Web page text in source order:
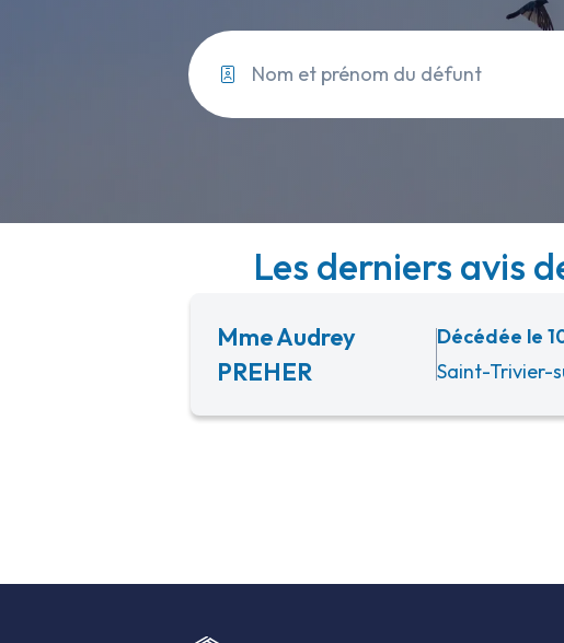
Les derniers avis
Mme Audrey
PREHER
Décédée le
Saint-Trivier-